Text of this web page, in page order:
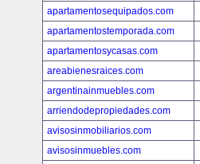
apartamentosequipados.com
apartamentostemporada.com
apartamentosycasas.com
areabienesraices.com
argentinainmuebles.com
arriendodepropiedades.com
avisosinmobiliarios.com
avisosinmuebles.com